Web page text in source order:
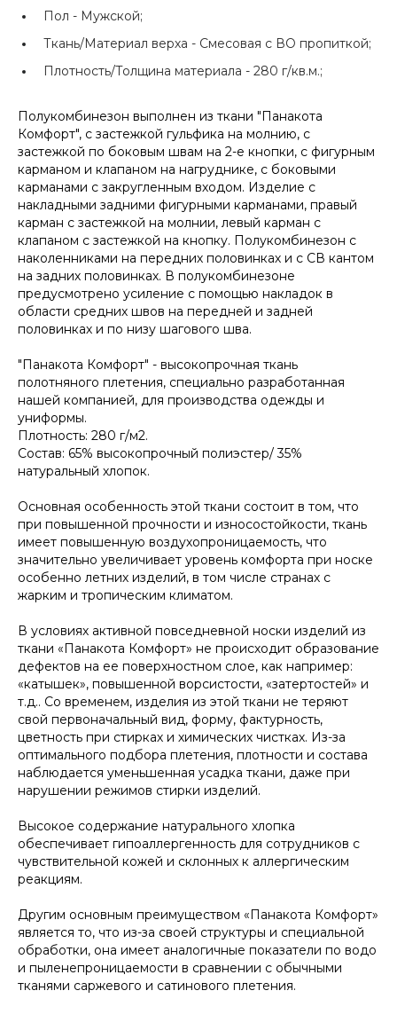
Пол - Мужской;
Ткань/Материал верха - Смесовая с ВО пропиткой;
Плотность/Толщина материала - 280 г/кв.м.;
Полукомбинезон выполнен из ткани "Панакота
Комфорт", с застежкой гульфика на молнию, с
застежкой по боковым швам на 2-е кнопки, с фигурным
карманом и клапаном на нагруднике, с боковыми
карманами с закругленным входом. Изделие с
накладными задними фигурными карманами, правый
карман с застежкой на молнии, левый карман с
клапаном с застежкой на кнопку. Полукомбинезон с
наколенниками на передних половинках и с СВ кантом
на задних половинках. В полукомбинезоне
предусмотрено усиление с помощью накладок в
области средних швов на передней и задней
половинках и по низу шагового шва.
"Панакота Комфорт" - высокопрочная ткань
полотняного плетения, специально разработанная
нашей компанией, для производства одежды и
униформы.
Плотность: 280 г/м2.
Состав: 65% высокопрочный полиэстер/ 35%
натуральный хлопок.
Основная особенность этой ткани состоит в том, что
при повышенной прочности и износостойкости, ткань
имеет повышенную воздухопроницаемость, что
значительно увеличивает уровень комфорта при носке
особенно летних изделий, в том числе странах с
жарким и тропическим климатом.
В условиях активной повседневной носки изделий из
ткани «Панакота Комфорт» не происходит образование
дефектов на ее поверхностном слое, как например:
«катышек», повышенной ворсистости, «затертостей» и
т.д.. Со временем, изделия из этой ткани не теряют
свой первоначальный вид, форму, фактурность,
цветность при стирках и химических чистках. Из-за
оптимального подбора плетения, плотности и состава
наблюдается уменьшенная усадка ткани, даже при
нарушении режимов стирки изделий.
Высокое содержание натурального хлопка
обеспечивает гипоаллергенность для сотрудников с
чувствительной кожей и склонных к аллергическим
реакциям.
Другим основным преимуществом «Панакота Комфорт»
является то, что из-за своей структуры и специальной
обработки, она имеет аналогичные показатели по водо
и пыленепроницаемости в сравнении с обычными
тканями саржевого и сатинового плетения.